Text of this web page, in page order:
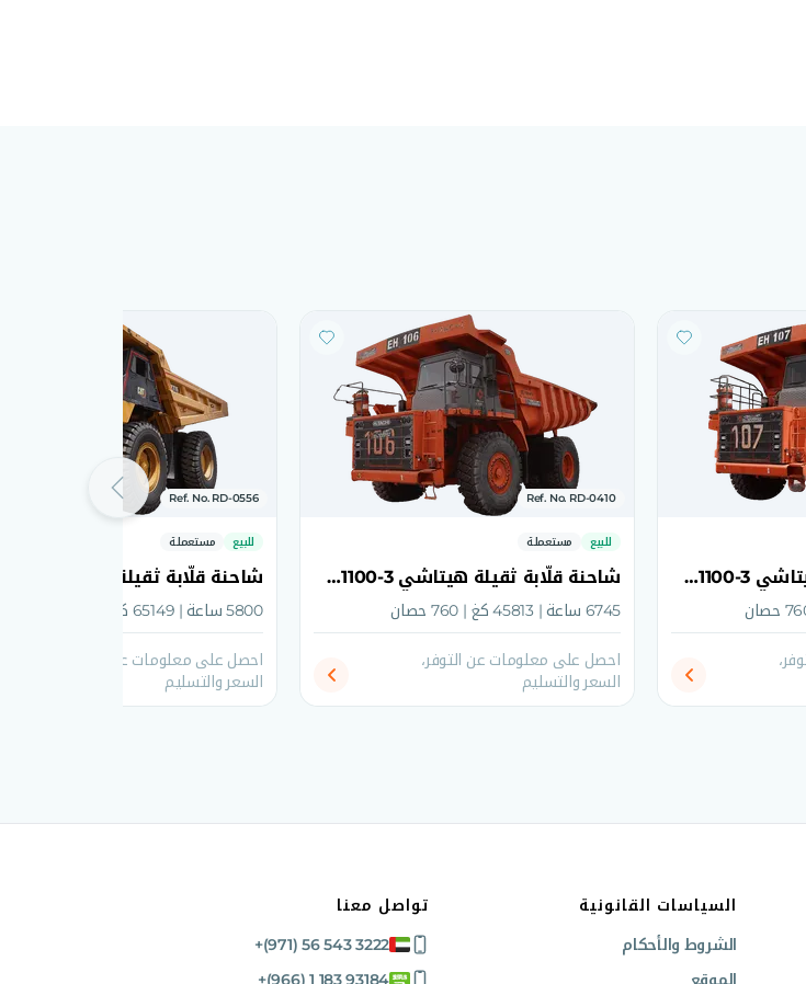
شاحنة قلّابة ثقيلة هيتاشي EH1100-3 موديل 2011
Ref. No. RD-0410
للبيع
مستعملة
شاحنة قلّابة ثقيلة هيتاشي EH1100-3 موديل 2011
6745 ساعة | 45813 كغ | 760 حصان
احصل على معلومات عن التوفر،
السعر والتسليم
Ref. No. RD-0556
للبيع مستعملة
5800 ساعة | 65149 كغ | 1026 حصان
احصل على معلومات عن التوفر،
السعر والتسليم
السياسات القانونية
الشروط والأحكام
الموقع
تواصل معنا
+(971) 56 543 3222
+(966) 1 183 93184